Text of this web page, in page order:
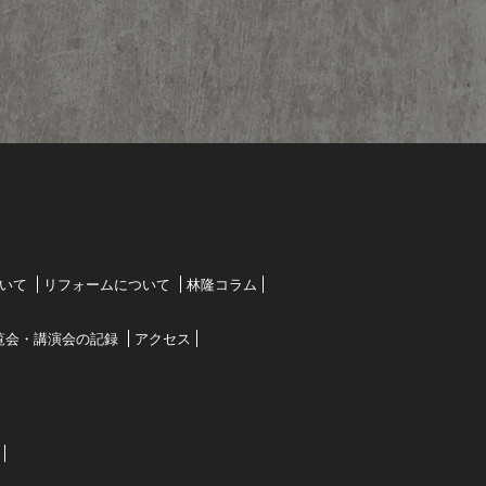
て リフォームについて 林隆コラム
会・講演会の記録 アクセス